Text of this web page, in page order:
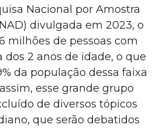
Nacional por Amostra
divulgada em 2023, o
milhões de pessoas com
2 anos de idade, o que
da população dessa faixa
esse grande grupo
de diversos tópicos
que serão debatidos